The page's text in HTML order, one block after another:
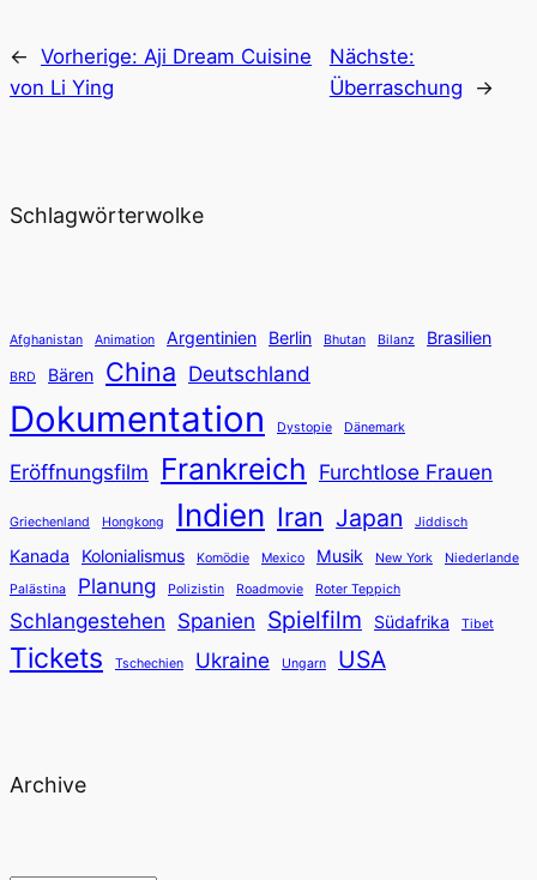
← Vorherige: Aji Dream Cuisine
von Li Ying
Nächste:
Überraschung
→
Schlagwörterwolke
Afghanistan Animation Argentinien Berlin Bhutan Bilanz Brasilien
BRD Bären China Deutschland
Dokumentation Dystopie Dänemark
Eröffnungsfilm Frankreich Furchtlose Frauen
Griechenland Hongkong Indien Iran Japan Jiddisch
Kanada Kolonialismus Komödie Mexico Musik New York
Niederlande
Palästina
Planung Polizistin Roadmovie Roter Teppich
Schlangestehen Spanien Spielfilm Südafrika Tibet
Tickets Tschechien Ukraine Ungarn USA
Archive